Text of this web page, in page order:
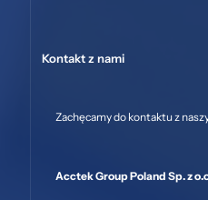
Kontakt z nami
Zachęcamy do kontaktu z
Acctek Group Poland Sp. z